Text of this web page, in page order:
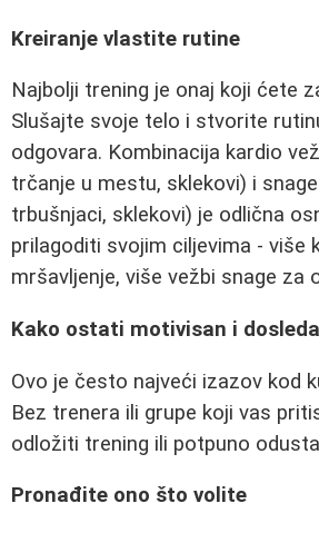
Kreiranje vlastite rutine
Najbolji trening je onaj koji ćete
Slušajte svoje telo i stvorite
odgovara. Kombinacija kardio
trčanje u mestu, sklekovi) i
trbušnjaci, sklekovi) je odlična
prilagoditi svojim ciljevima - više
mršavljenje, više vežbi snage za
Kako ostati motivisan i
Ovo je često najveći izazov kod
Bez trenera ili grupe koji vas
odložiti trening ili potpuno
Pronađite ono što volite